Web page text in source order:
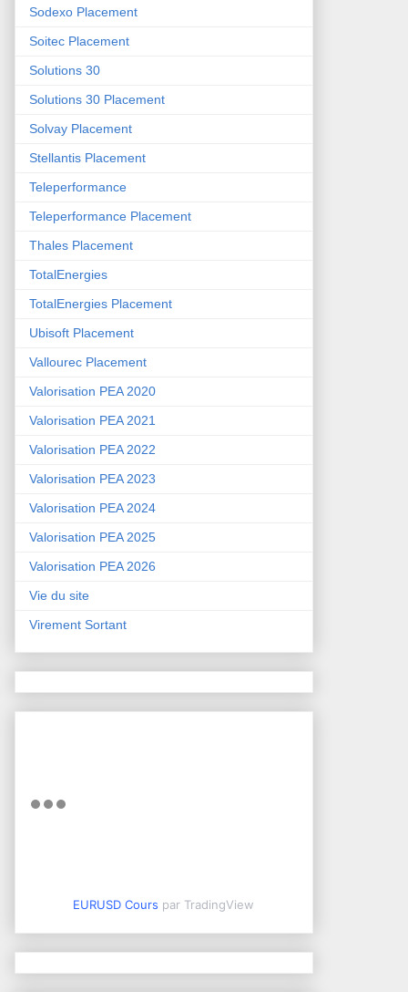
Sodexo Placement
Soitec Placement
Solutions 30
Solutions 30 Placement
Solvay Placement
Stellantis Placement
Teleperformance
Teleperformance Placement
Thales Placement
TotalEnergies
TotalEnergies Placement
Ubisoft Placement
Vallourec Placement
Valorisation PEA 2020
Valorisation PEA 2021
Valorisation PEA 2022
Valorisation PEA 2023
Valorisation PEA 2024
Valorisation PEA 2025
Valorisation PEA 2026
Vie du site
Virement Sortant
EURUSD Cours par TradingView